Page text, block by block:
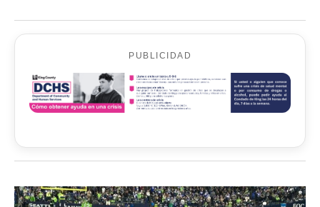
PUBLICIDAD